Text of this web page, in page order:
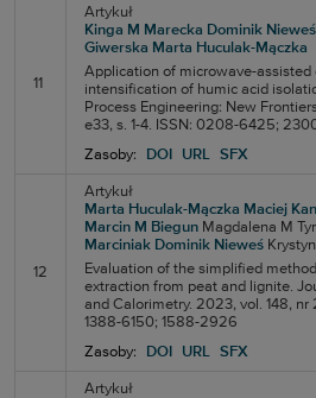
11
Artykuł
Kinga M Marecka Dominik Nieweś
Giwerska Marta Huculak-Mączka
Application of microwave-assisted
intensification of humic acid
Process Engineering: New
e33, s. 1-4. ISSN: 0208-6425;
Zasoby:
DOI URL SFX
12
Artykuł
Marta Huculak-Mączka Maciej
Marcin M Biegun Magdalena M
Marciniak Dominik Nieweś
Evaluation of the simplified
extraction from peat and lignite.
and Calorimetry. 2023, vol. 148, nr
1388-6150; 1588-2926
Zasoby:
DOI URL SFX
Artykuł